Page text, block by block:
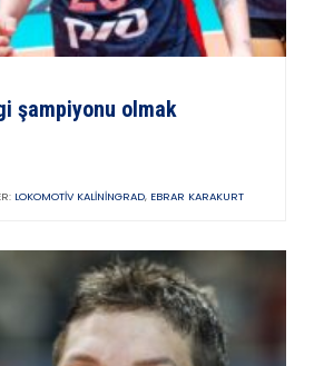
şampiyonu olmak
LOKOMOTIV KALININGRAD, EBRAR KARAKURT